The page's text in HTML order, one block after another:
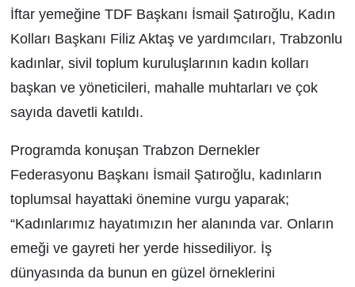
İftar yemeğine TDF Başkanı İsmail Şatıroğlu, Kadın
Kolları Başkanı Filiz Aktaş ve yardımcıları, Trabzonlu
kadınlar, sivil toplum kuruluşlarının kadın kolları
başkan ve yöneticileri, mahalle muhtarları ve çok
sayıda davetli katıldı.
Programda konuşan Trabzon Dernekler
Federasyonu Başkanı İsmail Şatıroğlu, kadınların
toplumsal hayattaki önemine vurgu yaparak;
“Kadınlarımız hayatımızın her alanında var. Onların
emeği ve gayreti her yerde hissediliyor. İş
dünyasında da bunun en güzel örneklerini